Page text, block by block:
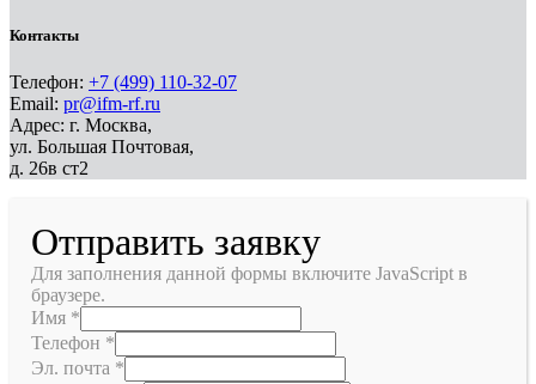
Контакты
Телефон: +7 (499) 110-32-07
Email: pr@ifm-rf.ru
Адрес: г. Москва,
ул. Большая Почтовая,
д. 26в ст2
Отправить заявку
Для заполнения данной формы включите JavaScript в
браузере.
Имя *
Телефон *
Эл. почта *